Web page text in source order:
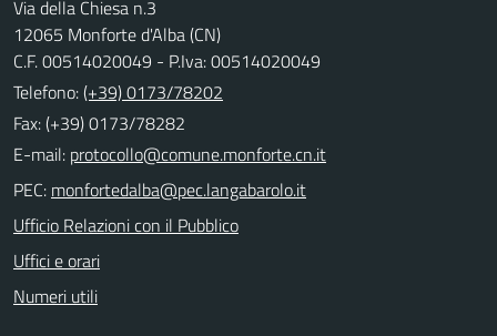
Via della Chiesa n.3
12065 Monforte d'Alba (CN)
C.F. 00514020049 - P.Iva: 00514020049
Telefono:(+39) 0173/78202
Fax: (+39) 0173/78282
E-mail:
PEC:
Ufficio Relazioni con il Pubblico
Uffici e orari
Numeri utili